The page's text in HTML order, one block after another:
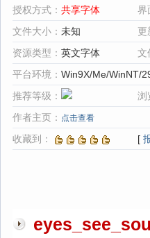
授权方式： 共享字体 界
文件大小： 未知 更
资源类型： 英文字体 文
平台环境： Win9X/Me/WinNT/
推荐等级：
浏
作者主页： 点击查看
收藏到： [